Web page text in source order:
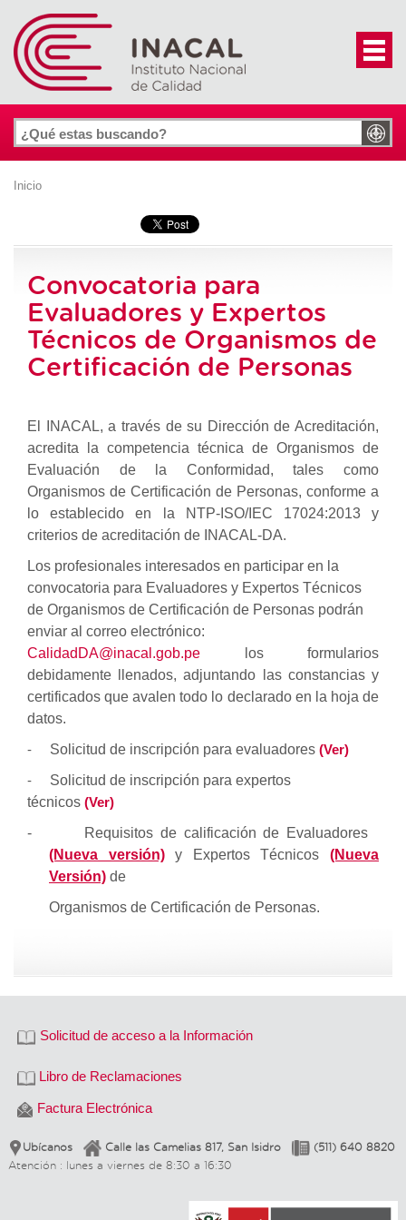
Inicio
Convocatoria para
Evaluadores y Expertos
Técnicos de Organismos de
Certificación de Personas
El INACAL, a través de su Dirección de Acreditación,
acredita la competencia técnica de Organismos de
Evaluación de la Conformidad, tales como
Organismos de Certificación de Personas, conforme a
lo establecido en la NTP-ISO/IEC 17024:2013 y
criterios de acreditación de INACAL-DA.
Los profesionales interesados en participar en la
convocatoria para Evaluadores y Expertos Técnicos
de Organismos de Certificación de Personas podrán
enviar al correo electrónico:
CalidadDA@inacal.gob.pe los formularios
debidamente llenados, adjuntando las constancias y
certificados que avalen todo lo declarado en la hoja de
datos.
- Solicitud de inscripción para evaluadores (Ver)
- Solicitud de inscripción para expertos
técnicos (Ver)
-
Requisitos de calificación de Evaluadores
(Nueva versión)
y Expertos Técnicos
(Nueva
Versión) de
Organismos de Certificación de Personas.
Solicitud de acceso a la Información
Libro de Reclamaciones
Factura Electrónica
Ubícanos Calle las Camelias 817, San Isidro
(511) 640 8820
Atención : lunes a viernes de 8:30 a 16:30